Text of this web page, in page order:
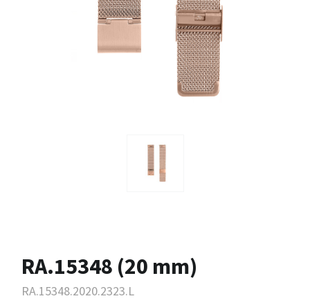
RA.15348 (20 mm)
RA.15348.2020.2323.L